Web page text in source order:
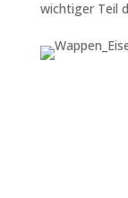
wichtiger Teil